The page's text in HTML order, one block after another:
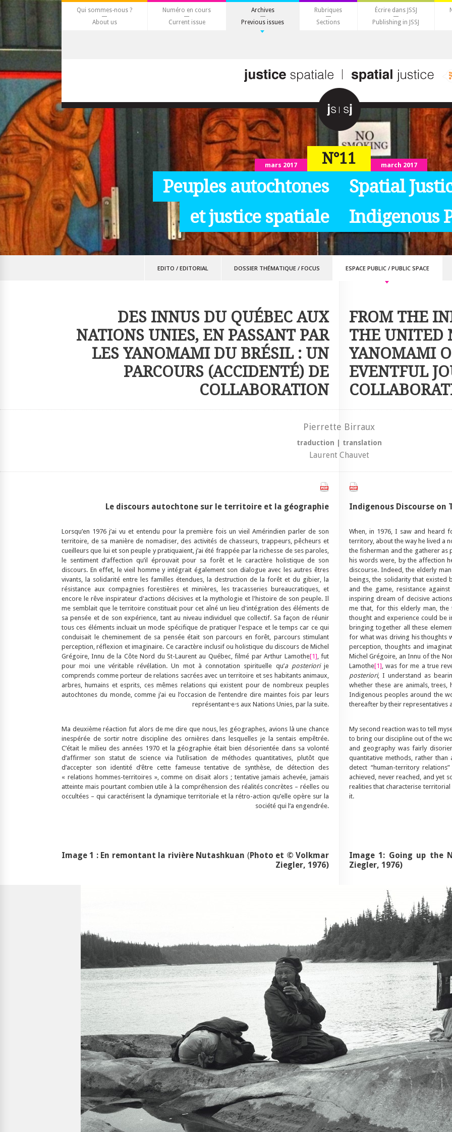
Qui sommes-nous ?
About us
Numéro en cours
Current issue
Archives
Previous issues
Rubriques
Sections
Écrire dans JSSJ
Publishing in JSSJ
mars 2017 N°11 march 2017
Peuples autochtones
et justice spatiale
Spatial
Indigenous
EDITO / EDITORIAL DOSSIER THÉMATIQUE / FOCUS ESPACE PUBLIC / PUBLIC SPACE
DES INNUS DU QUÉBEC AUX
NATIONS UNIES, EN PASSANT PAR
LES YANOMAMI DU BRÉSIL : UN
PARCOURS (ACCIDENTÉ) DE
COLLABORATION
FROM THE
THE UNITED
YANOMAMI
EVENTFUL
Pierrette Birraux
traduction translation
Laurent Chauvet
Le discours autochtone sur le territoire et la géographie Indigenous Discourse on
Lorsqu’en 1976 j’ai vu et entendu pour la première fois un vieil Amérindien parler de son
territoire, de sa manière de nomadiser, des activités de chasseurs, trappeurs, pêcheurs et
cueilleurs que lui et son peuple y pratiquaient, j’ai été frappée par la richesse de ses paroles,
le sentiment d’affection qu’il éprouvait pour sa forêt et le caractère holistique de son
discours. En effet, le vieil homme y intégrait également son dialogue avec les autres êtres
vivants, la solidarité entre les familles étendues, la destruction de la forêt et du gibier, la
résistance aux compagnies forestières et minières, les tracasseries bureaucratiques, et
encore le rêve inspirateur d'actions décisives et la mythologie et l'histoire de son peuple. Il
me semblait que le territoire constituait pour cet aîné un lieu d'intégration des éléments de
sa pensée et de son expérience, tant au niveau individuel que collectif. Sa façon de réunir
tous ces éléments incluait un mode spécifique de pratiquer l'espace et le temps car ce qui
conduisait le cheminement de sa pensée était son parcours en forêt, parcours stimulant
perception, réflexion et imaginaire. Ce caractère inclusif ou holistique du discours de Michel
Grégoire, Innu de la Côte Nord du St-Laurent au Québec, filmé par Arthur Lamothe[1], fut
pour moi une véritable révélation. Un mot à connotation spirituelle qu’a posteriorije
comprends comme porteur de relations sacrées avec un territoire et ses habitants animaux,
arbres, humains et esprits, ces mêmes relations qui existent pour de nombreux peuples
autochtones du monde, comme j’ai eu l’occasion de l’entendre dire maintes fois par leurs
représentant·e·s aux Nations Unies, par la suite.
When, in 1976, I saw and heard
territory, about the way he lived a
the fisherman and the gatherer as
his words were, by the affection
discourse. Indeed, the elderly
beings, the solidarity that existed
and the game, resistance
inspiring dream of decisive
me that, for this elderly man,
thought and experience could be
bringing together all these
for what was driving his thoughts
perception, thoughts and
Michel Grégoire, an Innu of the
Lamothe[1], was for me a true
posteriori, I understand as
whether these are animals,
Indigenous peoples around the
thereafter by their representatives
Ma deuxième réaction fut alors de me dire que nous, les géographes, avions là une chance
inespérée de sortir notre discipline des ornières dans lesquelles je la sentais empêtrée.
C’était le milieu des années 1970 et la géographie était bien désorientée dans sa volonté
d’affirmer son statut de science via l’utilisation de méthodes quantitatives, plutôt que
d’accepter son identité d’être cette fameuse tentative de synthèse, de détection des
« relations hommes-territoires », comme on disait alors ; tentative jamais achevée, jamais
atteinte mais pourtant combien utile à la compréhension des réalités concrètes – réelles ou
occultées – qui caractérisent la dynamique territoriale et la rétro-action qu’elle opère sur la
société qui l’a engendrée.
My second reaction was to tell
to bring our discipline out of the
and geography was fairly
quantitative methods, rather
detect “human-territory
achieved, never reached, and yet
realities that characterise
it.
Image 1 : En remontant la rivière Nutashkuan (Photo et © Volkmar
Ziegler, 1976)
Image 1: Going up the
Ziegler, 1976)